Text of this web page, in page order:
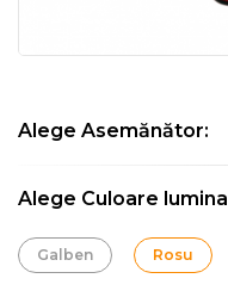
Alege Asemănător:
Alege Culoare lumina
Galben Rosu